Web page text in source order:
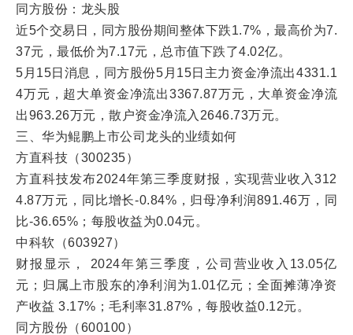
同方股份：龙头股
近5个交易日，同方股份期间整体下跌1.7%，最高价为7.
37元，最低价为7.17元，总市值下跌了4.02亿。
5月15日消息，同方股份5月15日主力资金净流出4331.1
4万元，超大单资金净流出3367.87万元，大单资金净流
出963.26万元，散户资金净流入2646.73万元。
三、华为鲲鹏上市公司龙头的业绩如何
方直科技（300235）
方直科技发布2024年第三季度财报，实现营业收入312
4.87万元，同比增长-0.84%，归母净利润891.46万，同
比-36.65%；每股收益为0.04元。
中科软（603927）
财报显示， 2024年第三季度，公司营业收入13.05亿
元；归属上市股东的净利润为1.01亿元；全面摊薄净资
产收益 3.17%；毛利率31.87%，每股收益0.12元。
同方股份（600100）